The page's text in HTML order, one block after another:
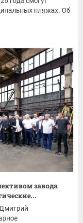
пляжах. Об
завода
Дмитрий